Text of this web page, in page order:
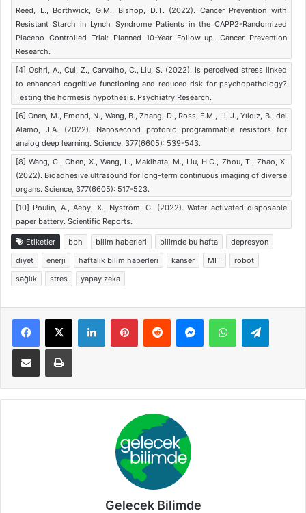
Reed, L., Borthwick, G.M., Bishop, D.T. (2022). Cancer Prevention with
Resistant Starch in Lynch Syndrome Patients in the CAPP2-Randomized
Placebo Controlled Trial: Planned 10-Year Follow-up. Cancer Prevention
Research.
[4] Oshri, A., Cui, Z., Carvalho, C., Liu, S. (2022). Is perceived stress linked
to enhanced cognitive functioning and reduced risk for psychopathology?
Testing the hormesis hypothesis. Psychiatry Research.
[6] Onen, M., Emond, N., Wang, B., Zhang, D., Ross, F.M., Li, J., Yıldız, B., del
Alamo, J.A. (2022). Nanosecond protonic programmable resistors for
analog deep learning. Science, 377(6605): 539-543.
[8] Wang, C., Chen, X., Wang, L., Makihata, M., Liu, H.C., Zhou, T., Zhao, X.
(2022). Bioadhesive ultrasound for long-term continuous imaging of diverse
organs. Science, 377(6605): 517-523.
[10] Poulin, A., Aeby, X., Nyström, G. (2022). Water activated disposable
paper battery. Scientific Reports.
Etiketler bbh bilim haberleri bilimde bu hafta
depresyon
diyet
enerji haftalık bilim haberleri kanser MIT
robot
sağlık
stres yapay zeka
Facebook
X LinkedInPinterestReddit MessengerWhatsApp
E-Posta ile paylaş Yazdır
Gelecek Bilimde